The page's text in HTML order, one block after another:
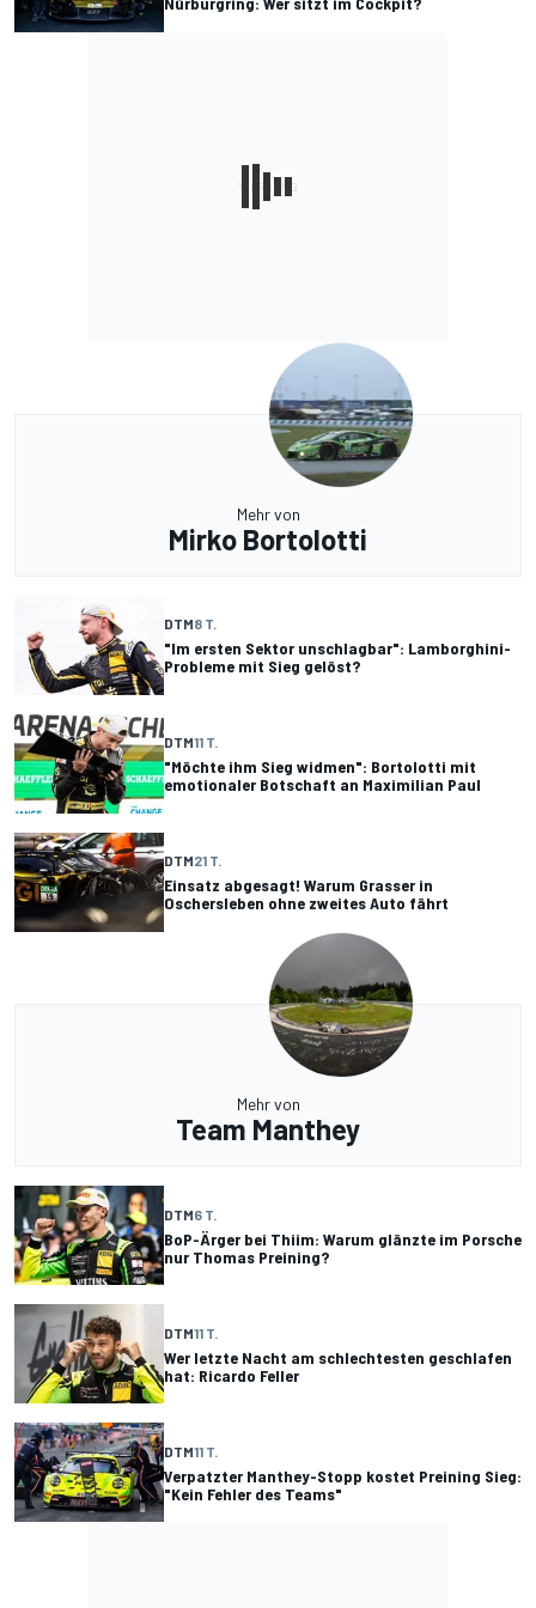
Mehr von
Mirko Bortolotti
DTM8 T.
"Im ersten Sektor unschlagbar": Lamborghini-
Probleme mit Sieg gelöst?
DTM11 T.
"Möchte ihm Sieg widmen": Bortolotti mit
emotionaler Botschaft an Maximilian Paul
DTM21 T.
Einsatz abgesagt! Warum Grasser in
Oschersleben ohne zweites Auto fährt
Mehr von
Team Manthey
DTM6 T.
BoP-Ärger bei Thiim: Warum glänzte im Porsche
nur Thomas Preining?
DTM11 T.
Wer letzte Nacht am schlechtesten geschlafen
hat: Ricardo Feller
DTM11 T.
Verpatzter Manthey-Stopp kostet Preining Sieg:
"Kein Fehler des Teams"